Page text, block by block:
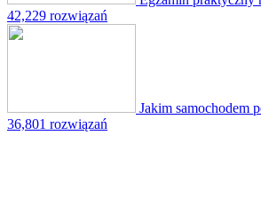
42,229 rozwiązań
Jakim samochodem
36,801 rozwiązań